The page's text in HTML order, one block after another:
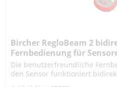
Bircher RegloBeam 2
Fernbedienung für
Die benutzerfreundliche
den Sensor funktioniert